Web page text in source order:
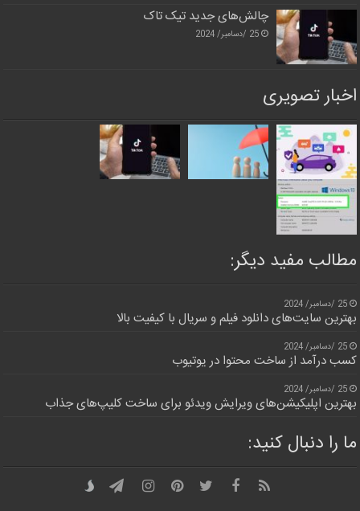
چالش‌های جدید تیک تاک
25 /دسامبر/ 2024
اخبار تصویری
مطالب مفید دیگر:
25 /دسامبر/ 2024
بهترین سایت‌های دانلود فیلم و سریال با کیفیت بالا
25 /دسامبر/ 2024
کسب درآمد از ساخت محتوا در یوتیوب
25 /دسامبر/ 2024
بهترین اپلیکیشن‌های ویرایش ویدئو برای ساخت کلیپ‌های جذاب
ما را دنبال کنید: